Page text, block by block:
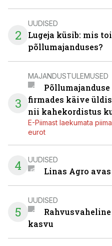
2
UUDISED
Lugeja küsib: mis
põllumajanduses?
3
MAJANDUSTULEMUSED
firmades käive
nii kahekordistus
E-Piimast laekumata
eurot
4 UUDISED
Linas Agro
5
UUDISED
kasvu